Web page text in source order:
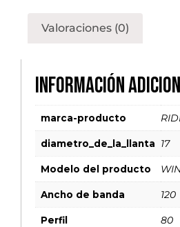
Valoraciones (0)
Información
marca-producto
diametro_de_la_llanta 17
Modelo del producto
Ancho de banda 120
Perfil 80